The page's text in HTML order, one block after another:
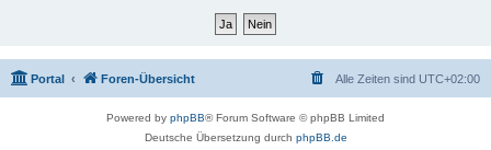
Portal Foren-Übersicht Alle Zeiten sind UTC+02:00
Powered by phpBB® Forum Software © phpBB Limited
Deutsche Übersetzung durch phpBB.de